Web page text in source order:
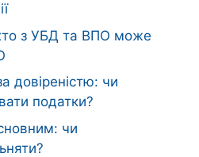
з УБД та ВПО може
довіреністю: чи
податки?
чи